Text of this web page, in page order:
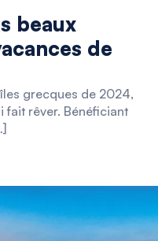
beaux
de
grecques de 2024,
fait rêver. Bénéficiant